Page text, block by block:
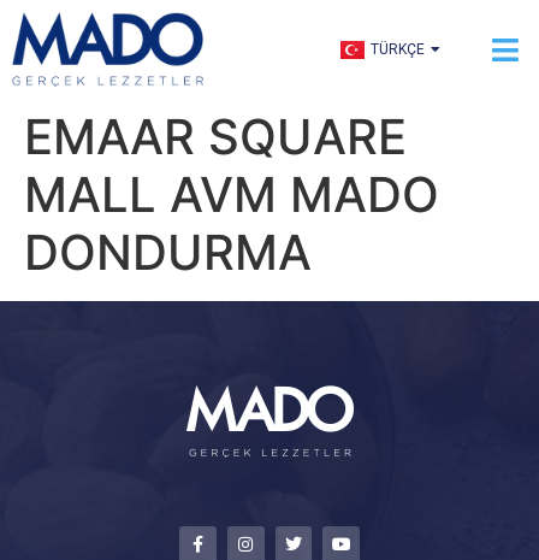
TÜRKÇE
العربية
EMAAR SQUARE
MALL AVM MADO
DONDURMA